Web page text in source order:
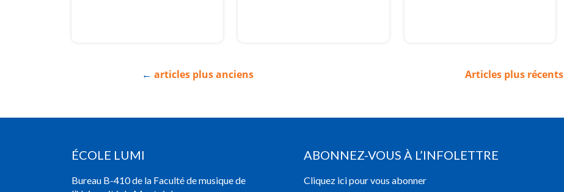
← articles plus anciens Articles plus récents
ÉCOLE LUMI
Bureau B-410 de la Faculté de musique de
ABONNEZ-VOUS À L’INFOLETTRE
Cliquez ici pour vous abonner